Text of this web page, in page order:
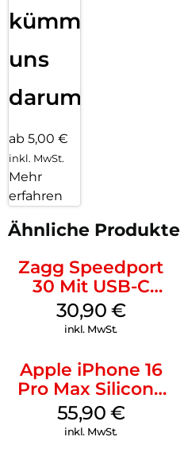
kümmern
uns
darum!
ab 5,00 €
inkl. MwSt.
Mehr
erfahren
Ähnliche Produkte
Zagg Speedport
30 Mit USB-C
Kabel Weiß
30,90 €
inkl. MwSt.
Apple iPhone 16
Pro Max Silicone
Case MagSafe
Stone Gray
55,90 €
inkl. MwSt.